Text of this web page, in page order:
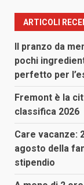
ARTICOLI
Il pranzo da
pochi
perfetto per
Fremont è la
classifica 2026
Care vacanze:
agosto della
stipendio